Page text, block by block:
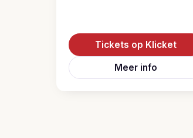
Tickets op Klicket
Meer info